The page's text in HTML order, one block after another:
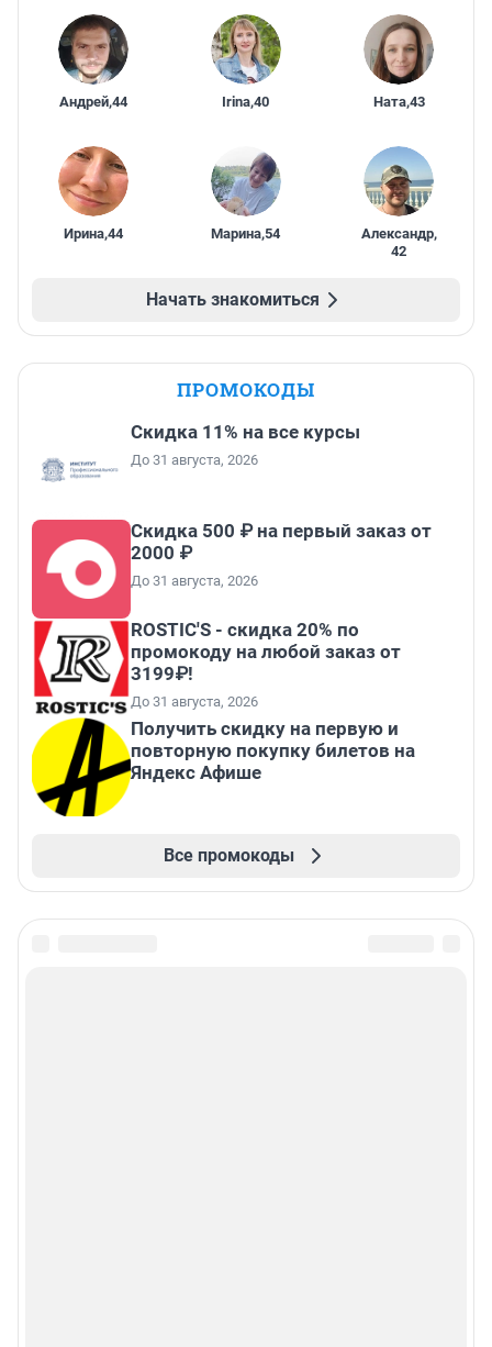
Андрей,44 Irina,40 Ната,43
Ирина,44 Марина,54 Александр,
42
Начать знакомиться
ПРОМОКОДЫ
Скидка 11% на все курсы
До 31 августа, 2026
Скидка 500 ₽ на первый заказ от
2000 ₽
До 31 августа, 2026
ROSTIC'S - скидка 20% по
промокоду на любой заказ от
3199₽!
До 31 августа, 2026
Получить скидку на первую и
повторную покупку билетов на
Яндекс Афише
Все промокоды